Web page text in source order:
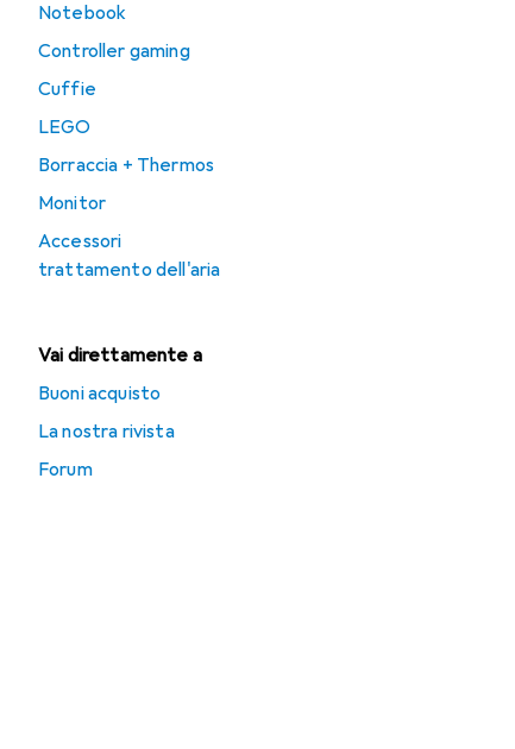
Notebook
Controller gaming
Cuffie
LEGO
Borraccia + Thermos
Monitor
Accessori
trattamento dell'aria
Vai direttamente a
Buoni acquisto
La nostra rivista
Forum